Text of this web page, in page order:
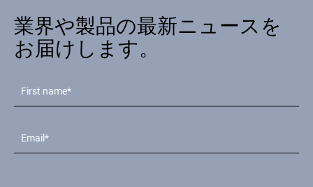
業界や製品の最新ニュースを
お届けします。